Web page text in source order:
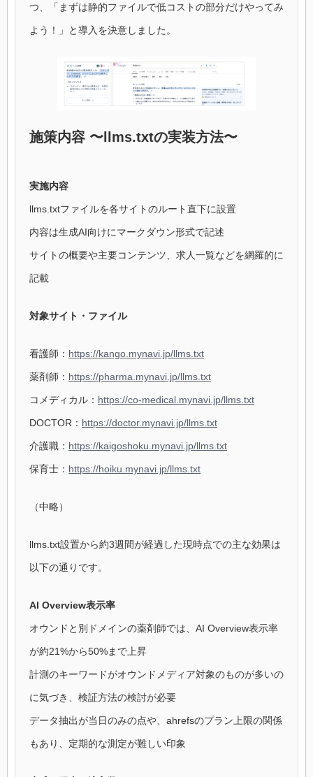
つ、「まずは静的ファイルで低コストの部分だけやってみ
よう！」と導入を決意しました。
施策内容 〜llms.txtの実装方法〜
実施内容
llms.txtファイルを各サイトのルート直下に設置
内容は生成AI向けにマークダウン形式で記述
サイトの概要や主要コンテンツ、求人一覧などを網羅的に
記載
対象サイト・ファイル
看護師： https://kango.mynavi.jp/llms.txt
薬剤師： https://pharma.mynavi.jp/llms.txt
コメディカル： https://co-medical.mynavi.jp/llms.txt
DOCTOR： https://doctor.mynavi.jp/llms.txt
介護職： https://kaigoshoku.mynavi.jp/llms.txt
保育士： https://hoiku.mynavi.jp/llms.txt
（中略）
llms.txt設置から約3週間が経過した現時点での主な効果は
以下の通りです。
AI Overview表示率
オウンドと別ドメインの薬剤師では、AI Overview表示率
が約21%から50%まで上昇
計測のキーワードがオウンドメディア対象のものが多いの
に気づき、検証方法の検討が必要
データ抽出が当日のみの点や、ahrefsのプラン上限の関係
もあり、定期的な測定が難しい印象